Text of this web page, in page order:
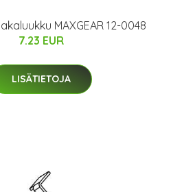
MAXGEAR 12-0048
7.23 EUR
LISÄTIETOJA